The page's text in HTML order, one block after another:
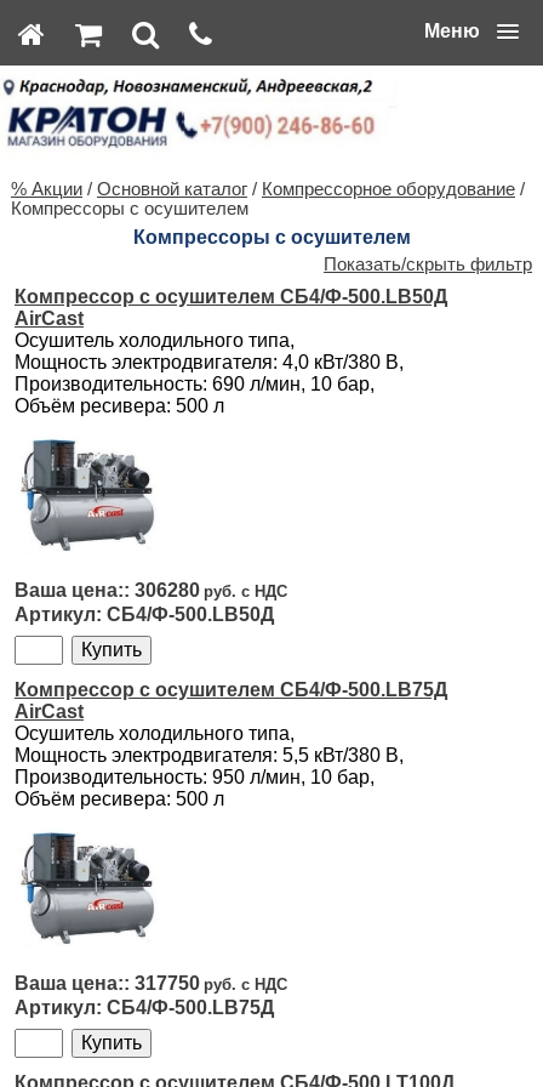
Меню
% Акции/ Основной каталог/ Компрессорное оборудование/
Компрессоры с осушителем
Компрессоры с осушителем
Показать/скрыть фильтр
Компрессор с осушителем СБ4/Ф-500.LB50Д
AirCast
Осушитель холодильного типа,
Мощность электродвигателя: 4,0 кВт/380 В,
Производительность: 690 л/мин, 10 бар,
Объём ресивера: 500 л
306280
СБ4/Ф-500.LB50Д
Компрессор с осушителем СБ4/Ф-500.LB75Д
AirCast
Осушитель холодильного типа,
Мощность электродвигателя: 5,5 кВт/380 В,
Производительность: 950 л/мин, 10 бар,
Объём ресивера: 500 л
317750
СБ4/Ф-500.LB75Д
Компрессор с осушителем СБ4/Ф-500.LT100Д